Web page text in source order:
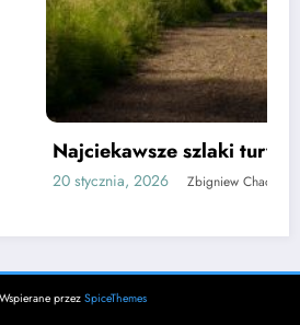
turystyczne w Mrągowie
Zbigniew Chacz
przezSpiceThemes